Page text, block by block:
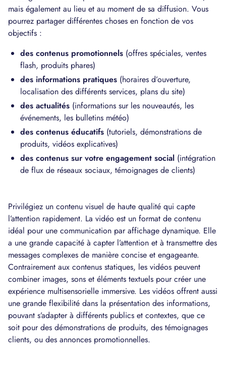
mais également au lieu et au moment de sa diffusion. Vous
pourrez partager différentes choses en fonction de vos
objectifs :
des contenus promotionnels (offres spéciales, ventes
flash, produits phares)
des informations pratiques (horaires d’ouverture,
localisation des différents services, plans du site)
des actualités (informations sur les nouveautés, les
événements, les bulletins météo)
des contenus éducatifs (tutoriels, démonstrations de
produits, vidéos explicatives)
des contenus sur votre engagement social (intégration
de flux de réseaux sociaux, témoignages de clients)
Privilégiez un contenu visuel de haute qualité qui capte
l’attention rapidement. La vidéo est un format de contenu
idéal pour une communication par affichage dynamique. Elle
a une grande capacité à capter l’attention et à transmettre des
messages complexes de manière concise et engageante.
Contrairement aux contenus statiques, les vidéos peuvent
combiner images, sons et éléments textuels pour créer une
expérience multisensorielle immersive. Les vidéos offrent aussi
une grande flexibilité dans la présentation des informations,
pouvant s’adapter à différents publics et contextes, que ce
soit pour des démonstrations de produits, des témoignages
clients, ou des annonces promotionnelles.